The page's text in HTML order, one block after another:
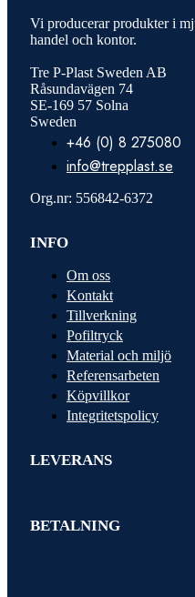
Vi producerar produkter i
handel och kontor.
Tre P-Plast Sweden AB
Råsundavägen 74
SE-169 57 Solna
Sweden
+46 (0) 8 275080
info@trepplast.se
Org.nr: 556842-6372
INFO
Om oss
Kontakt
Tillverkning
Pofiltryck
Material och miljö
Referensarbeten
Köpvillkor
Integritetspolicy
LEVERANS
BETALNING